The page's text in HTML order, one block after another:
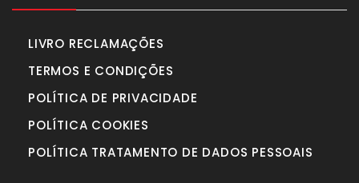
LIVRO RECLAMAÇÕES
TERMOS E CONDIÇÕES
POLÍTICA DE PRIVACIDADE
POLÍTICA COOKIES
POLÍTICA TRATAMENTO DE DADOS PESSOAIS